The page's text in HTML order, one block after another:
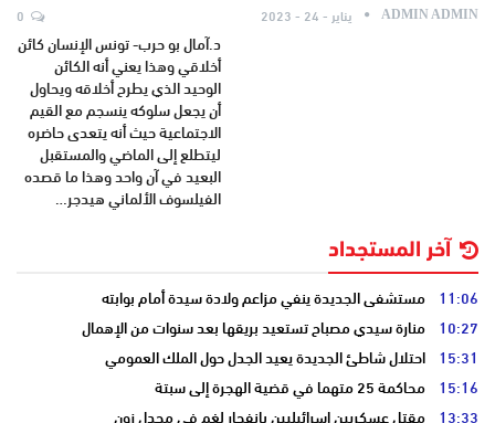
ADMIN ADMIN يناير - 24 - 2023
د.آمال بو حرب- تونس الإنسان كائن
أخلاقي وهذا يعني أنه الكائن
الوحيد الذي يطرح أخلاقه ويحاول
أن يجعل سلوكه ينسجم مع القيم
الاجتماعية حيث أنه يتعدى حاضره
ليتطلع إلى الماضي والمستقبل
البعيد في آن واحد وهذا ما قصده
الفيلسوف الألماني هيدجر…
آخر المستجداد
11:06 مستشفى الجديدة ينفي مزاعم ولادة سيدة أمام بوابته
10:27 منارة سيدي مصباح تستعيد بريقها بعد سنوات من الإهمال
15:31 احتلال شاطئ الجديدة يعيد الجدل حول الملك العمومي
15:16 محاكمة 25 متهما في قضية الهجرة إلى سبتة
13:33 مقتل عسكريين إسرائيليين بانفجار لغم في مجدل زون